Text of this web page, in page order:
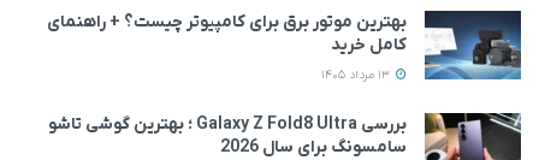
بهترین موتور برق برای کامپیوتر چیست؟ + راهنمای
کامل خرید
بررسی Galaxy Z Fold8 Ultra ؛ بهترین گوشی تاشو
سامسونگ برای سال 2026